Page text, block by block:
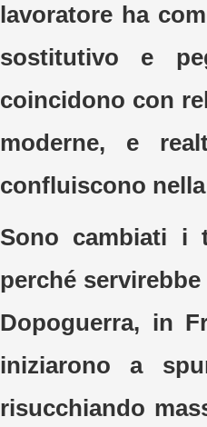
lavoratore ha
sostitutivo e
coincidono con
moderne, e
confluiscono
Sono cambiati i
perché
Dopoguerra, in
iniziarono a
risucchiando